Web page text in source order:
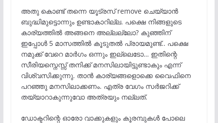
അതു കൊണ്ട് തന്നെ യൂട്രസ് remove ചെയ്യാൻ
ബുദ്ധിമുട്ടൊന്നും ഉണ്ടാകാറില്ല. പക്ഷെ നിങ്ങളുടെ
കാര്യത്തിൽ അങ്ങനെ അല്ലല്ലോ? കുഞ്ഞിന്
ഇപ്പോൾ 5 മാസത്തിൽ കൂടുതൽ പ്രായമുണ്ട്.. പക്ഷെ
നമുക്ക് വേറെ മാർഗം ഒന്നും ഇല്ലെടോ… ഇതിന്റെ
സീരിയസ്നെസ്സ് തനിക്ക് മനസിലായിട്ടുണ്ടാകും എന്ന്
വിശ്വസിക്കുന്നു. താൻ കാര്യങ്ങളൊക്കെ വൈഫിനെ
പറഞ്ഞു മനസിലാക്കണം. എത്ര വേഗം സർജറിക്ക്
തയ്യാറാകുന്നുവോ അത്രയും നല്ലത്.
ഡോക്ടറിന്റെ ഓരോ വാക്കുകളും കൂരമ്പുകൾ പോലെ